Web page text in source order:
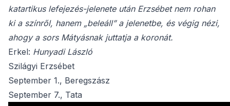
katartikus lefejezés-jelenete után Erzsébet nem rohan
ki a színről, hanem „beleáll” a jelenetbe, és végig nézi,
ahogy a sors Mátyásnak juttatja a koronát.
Erkel: Hunyadi László
Szilágyi Erzsébet
September 1., Beregszász
September 7., Tata